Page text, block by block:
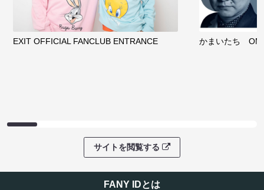
EXIT OFFICIAL FANCLUB ENTRANCE かまいたち
サイトを閲覧する
FANY IDとは